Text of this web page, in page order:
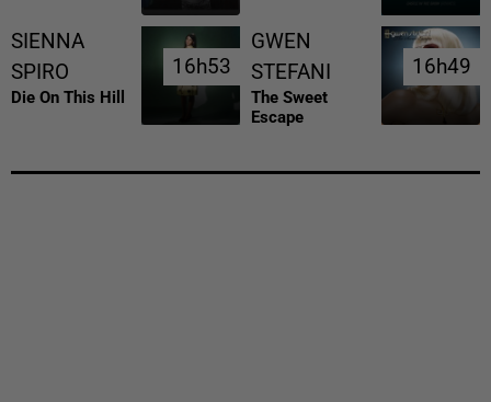
SIENNA
SPIRO
Die On This Hill
16h53
16h53
GWEN
STEFANI
The Sweet
Escape
16h49
16h49